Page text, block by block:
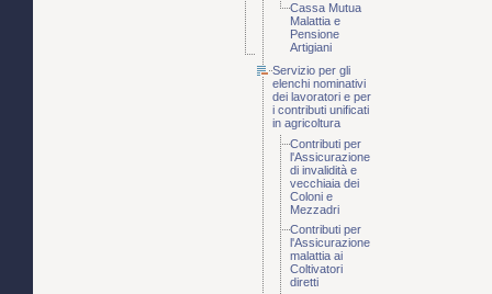
Cassa Mutua
Malattia e
Pensione
Artigiani
Servizio per gli
elenchi nominativi
dei lavoratori e per
i contributi unificati
in agricoltura
Contributi per
l'Assicurazione
di invalidità e
vecchiaia dei
Coloni e
Mezzadri
Contributi per
l'Assicurazione
malattia ai
Coltivatori
diretti